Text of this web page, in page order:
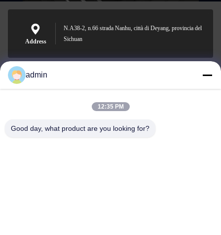
Address
N.A38-2, n.66 strada Nanhu, città di Deyang, provincia del
Sichuan
Nero@enlaibio.com
admin
12:35 PM
Good day, what product are you looking for?